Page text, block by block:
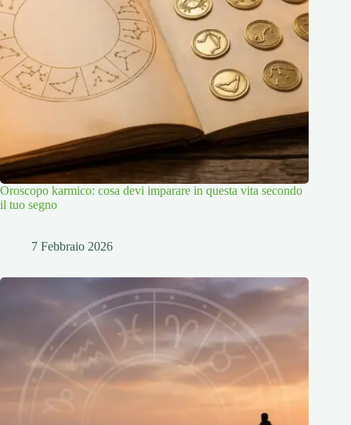
Oroscopo karmico: cosa devi imparare in questa vita secondo
il tuo segno
7 Febbraio 2026